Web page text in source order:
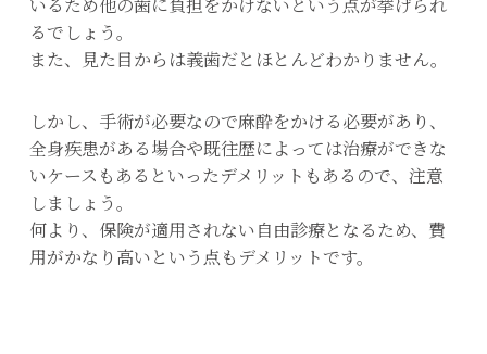
るでしょう。
また、見た目からは義歯だとほとんどわかりません。
しかし、手術が必要なので麻酔をかける必要があり、
全身疾患がある場合や既往歴によっては治療ができな
いケースもあるといったデメリットもあるので、注意
しましょう。
何より、保険が適用されない自由診療となるため、費
用がかなり高いという点もデメリットです。